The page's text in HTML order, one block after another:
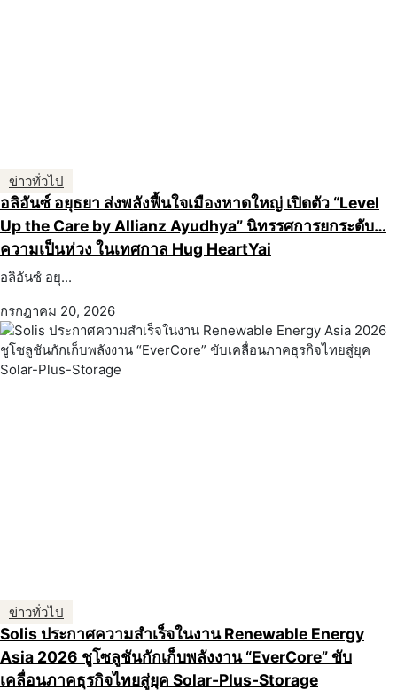
ข่าวทั่วไป
อลิอันซ์ อยุธยา ส่งพลังฟื้นใจเมืองหาดใหญ่ เปิดตัว “Level
Up the Care by Allianz Ayudhya” นิทรรศการยกระดับ…
ความเป็นห่วง ในเทศกาล Hug HeartYai
อลิอันซ์ อยุ...
กรกฎาคม 20, 2026
ข่าวทั่วไป
Solis ประกาศความสำเร็จในงาน Renewable Energy
Asia 2026 ชูโซลูชันกักเก็บพลังงาน “EverCore” ขับ
เคลื่อนภาคธุรกิจไทยสู่ยุค Solar-Plus-Storage